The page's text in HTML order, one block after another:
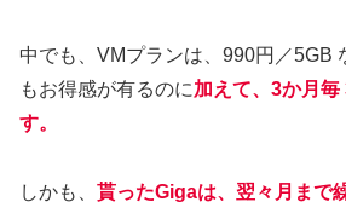
中でも、VMプランは、990円／5GB
もお得感が有るのに加えて、3か月毎
す。
しかも、 貰ったGigaは、翌々月まで